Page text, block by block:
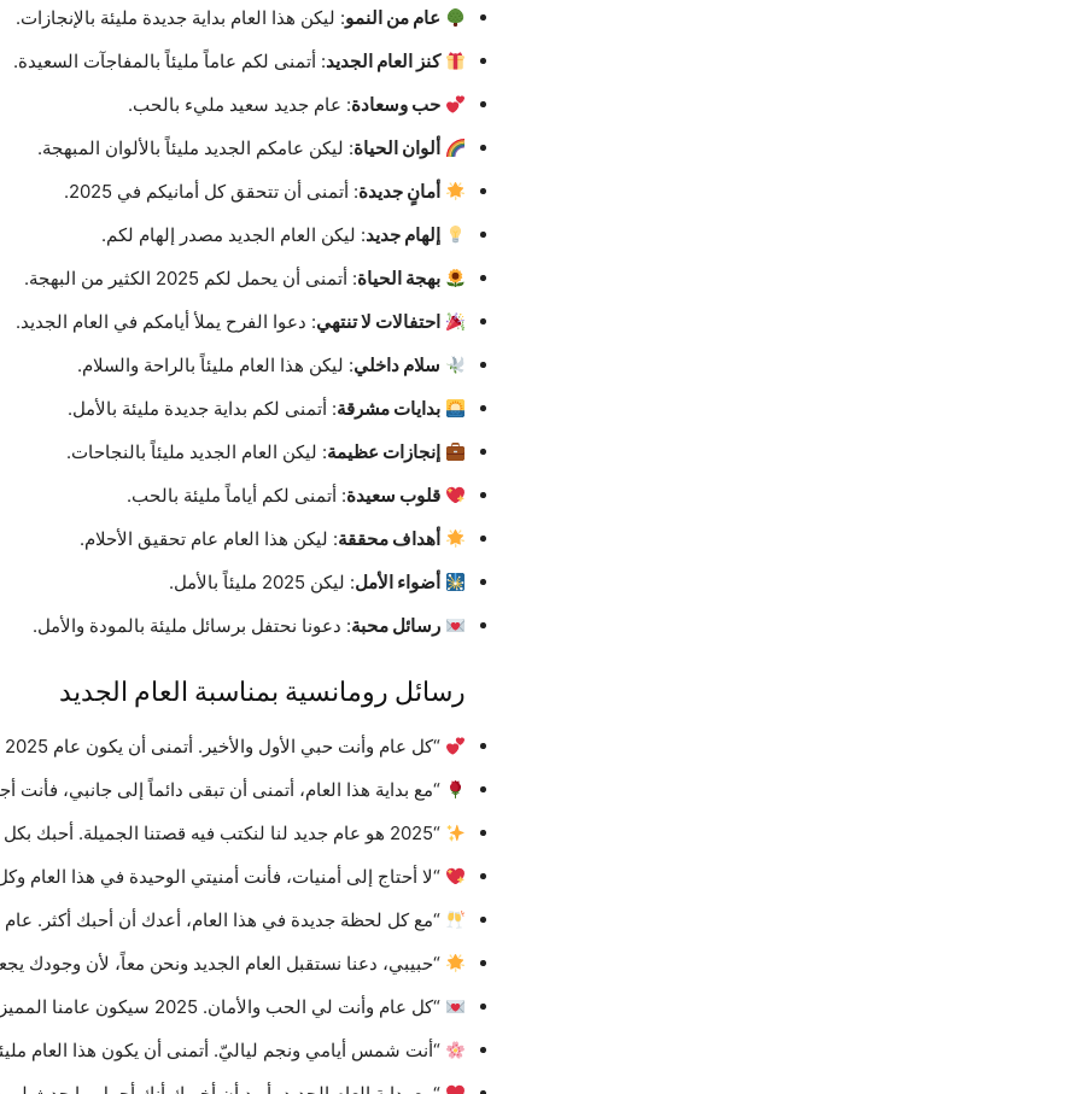
عام من النمو: ليكن هذا العام بداية جديدة مليئة بالإنجازات.
كنز العام الجديد: أتمنى لكم عاماً مليئاً بالمفاجآت السعيدة.
حب وسعادة: عام جديد سعيد مليء بالحب.
ألوان الحياة: ليكن عامكم الجديد مليئاً بالألوان المبهجة.
أمانٍ جديدة: أتمنى أن تتحقق كل أمانيكم في 2025.
إلهام جديد: ليكن العام الجديد مصدر إلهام لكم.
بهجة الحياة: أتمنى أن يحمل لكم 2025 الكثير من البهجة.
احتفالات لا تنتهي: دعوا الفرح يملأ أيامكم في العام الجديد.
سلام داخلي: ليكن هذا العام مليئاً بالراحة والسلام.
بدايات مشرقة: أتمنى لكم بداية جديدة مليئة بالأمل.
إنجازات عظيمة: ليكن العام الجديد مليئاً بالنجاحات.
قلوب سعيدة: أتمنى لكم أياماً مليئة بالحب.
أهداف محققة: ليكن هذا العام عام تحقيق الأحلام.
أضواء الأمل: ليكن 2025 مليئاً بالأمل.
رسائل محبة: دعونا نحتفل برسائل مليئة بالمودة والأمل.
رسائل رومانسية بمناسبة العام الجديد
“كل عام وأنت حبي الأول والأخير. أتمنى أن يكون عام 2025 مليئاً بالسعادة لنا معاً.”
“مع بداية هذا العام، أتمنى أن تبقى دائماً إلى جانبي، فأنت
“2025 هو عام جديد لنا لنكتب فيه قصتنا الجميلة. أحبك بكل تفاصيلك.”
“لا أحتاج إلى أمنيات، فأنت أمنيتي الوحيدة في هذا العام
“مع كل لحظة جديدة في هذا العام، أعدك أن أحبك أكثر.
“حبيبي، دعنا نستقبل العام الجديد ونحن معاً، لأن وجودك
“كل عام وأنت لي الحب والأمان. 2025 سيكون عامنا المميز.”
“أنت شمس أيامي ونجم لياليّ. أتمنى أن يكون هذا العام